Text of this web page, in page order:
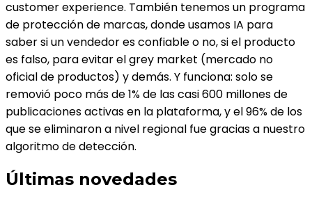
customer experience. También tenemos un programa
de protección de marcas, donde usamos IA para
saber si un vendedor es confiable o no, si el producto
es falso, para evitar el grey market (mercado no
oficial de productos) y demás. Y funciona: solo se
removió poco más de 1% de las casi 600 millones de
publicaciones activas en la plataforma, y el 96% de los
que se eliminaron a nivel regional fue gracias a nuestro
algoritmo de detección.
Últimas novedades